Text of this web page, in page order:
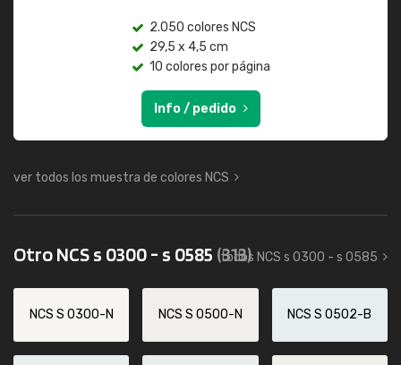
2.050 colores NCS
29,5 x 4,5 cm
10 colores por página
Info / pedido
ver todos los muestra de colores NCS
Otro NCS s 0300 - s 0585 (313)
todos NCS s 0300 - s 0585
NCS S 0300-N NCS S 0500-N NCS S 0502-B